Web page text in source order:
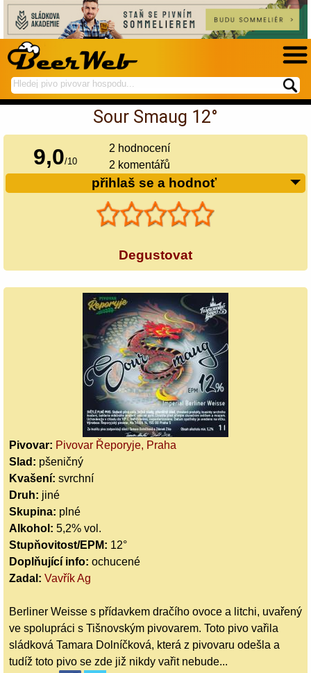
hledej
na
spustí
hledání
Sour Smaug 12°
9,0/10
2 hodnocení
2 komentářů
přihlaš se a hodnoť
Degustovat
Pivovar: Pivovar Řeporyje, Praha
Slad: pšeničný
Kvašení: svrchní
Druh: jiné
Skupina: plné
Alkohol: 5,2% vol.
Stupňovitost/EPM: 12°
Doplňující info: ochucené
Zadal: Vavřík Ag
Berliner Weisse s přídavkem dračího ovoce a litchi, uvařený
ve spolupráci s Tišnovským pivovarem. Toto pivo vařila
sládková Tamara Dolníčková, která z pivovaru odešla a
tudíž toto pivo se zde již nikdy vařit nebude...